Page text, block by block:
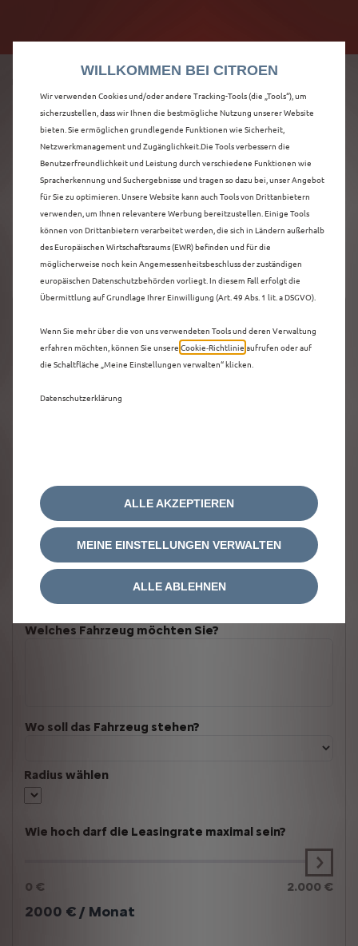
ENTDECKEN SIE ALLE
C5 X VORFÜHRWAGEN
IN DARMSTADT
Welches Fahrzeug möchten Sie?
Wo soll das Fahrzeug stehen?
Radius wählen
Wie hoch darf die Leasingrate maximal sein?
0 € 2.000 €
2000 € / Monat
WILLKOMMEN BEI CITROEN
Wir verwenden Cookies und/oder andere Tracking-Tools (die „Tools“), um
sicherzustellen, dass wir Ihnen die bestmögliche Nutzung unserer Website
bieten. Sie ermöglichen grundlegende Funktionen wie Sicherheit,
Netzwerkmanagement und Zugänglichkeit.Die Tools verbessern die
Benutzerfreundlichkeit und Leistung durch verschiedene Funktionen wie
Spracherkennung und Suchergebnisse und tragen so dazu bei, unser Angebot
für Sie zu optimieren. Unsere Website kann auch Tools von Drittanbietern
verwenden, um Ihnen relevantere Werbung bereitzustellen. Einige Tools
können von Drittanbietern verarbeitet werden, die sich in Ländern außerhalb
des Europäischen Wirtschaftsraums (EWR) befinden und für die
möglicherweise noch kein Angemessenheitsbeschluss der zuständigen
europäischen Datenschutzbehörden vorliegt. In diesem Fall erfolgt die
Übermittlung auf Grundlage Ihrer Einwilligung (Art. 49 Abs. 1 lit. a DSGVO).
Wenn Sie mehr über die von uns verwendeten Tools und deren Verwaltung
erfahren möchten, können Sie unsere Cookie‑Richtlinie aufrufen oder auf
die Schaltfläche „Meine Einstellungen verwalten“ klicken.
Datenschutzerklärung
MEINE EINSTELLUNGEN VERWALTEN
ALLE AKZEPTIEREN
ALLE ABLEHNEN